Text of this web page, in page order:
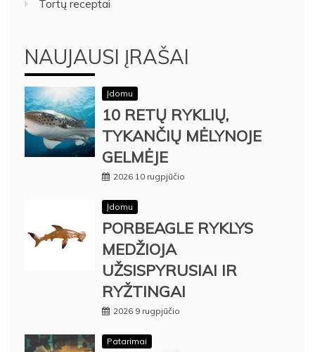
Tortų receptai
NAUJAUSI ĮRAŠAI
Įdomu
10 RETŲ RYKLIŲ,
TYKANČIŲ MĖLYNOJE
GELMĖJE
2026 10 rugpjūčio
Įdomu
PORBEAGLE RYKLYS
MEDŽIOJA
UŽSISPYRUSIAI IR
RYŽTINGAI
2026 9 rugpjūčio
Patarimai